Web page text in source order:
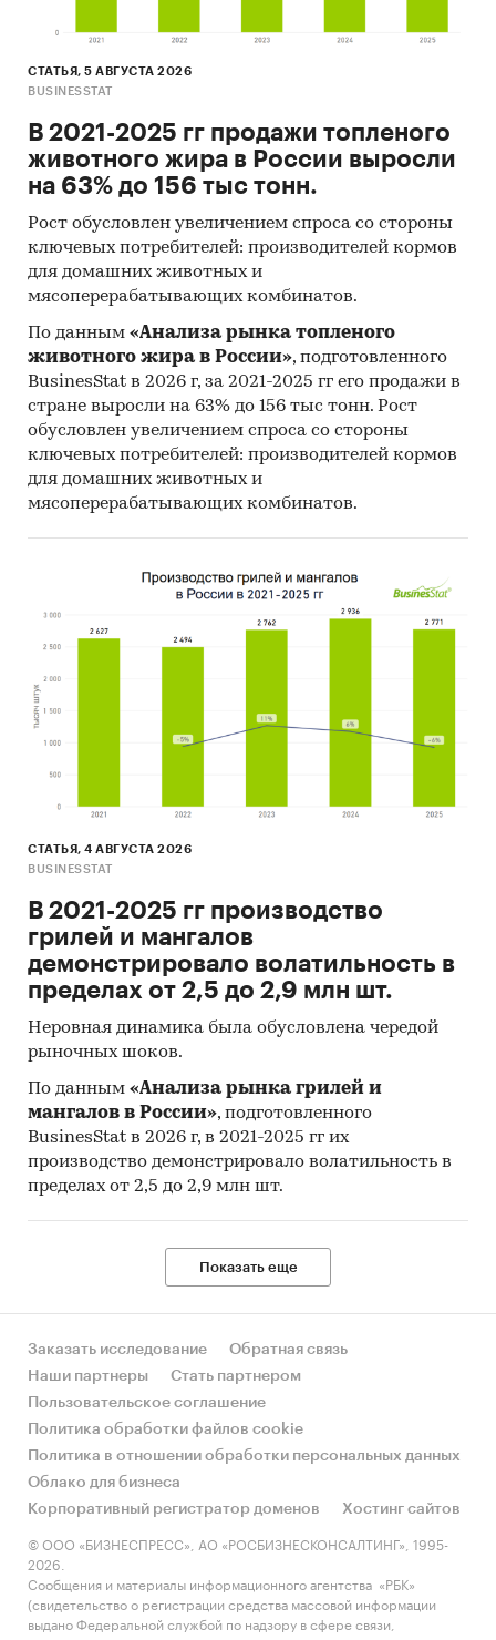
СТАТЬЯ, 5 АВГУСТА 2026
BUSINESSTAT
В 2021-2025 гг продажи топленого
животного жира в России выросли
на 63% до 156 тыс тонн.
Рост обусловлен увеличением спроса со стороны
ключевых потребителей: производителей кормов
для домашних животных и
мясоперерабатывающих комбинатов.
По данным «Анализа рынка топленого
животного жира в России», подготовленного
BusinesStat в 2026 г, за 2021-2025 гг его продажи в
стране выросли на 63% до 156 тыс тонн. Рост
обусловлен увеличением спроса со стороны
ключевых потребителей: производителей кормов
для домашних животных и
мясоперерабатывающих комбинатов.
СТАТЬЯ, 4 АВГУСТА 2026
BUSINESSTAT
В 2021-2025 гг производство
грилей и мангалов
демонстрировало волатильность в
пределах от 2,5 до 2,9 млн шт.
Неровная динамика была обусловлена чередой
рыночных шоков.
По данным «Анализа рынка грилей и
мангалов в России», подготовленного
BusinesStat в 2026 г, в 2021-2025 гг их
производство демонстрировало волатильность в
пределах от 2,5 до 2,9 млн шт.
Показать еще
Заказать исследование
Обратная связь
Наши партнеры
Стать партнером
Пользовательское соглашение
Политика обработки файлов cookie
Политика в отношении обработки персональных данных
Облако для бизнеса
Корпоративный регистратор доменов
Хостинг сайтов
© ООО «БИЗНЕСПРЕСС», АО «РОСБИЗНЕСКОНСАЛТИНГ», 1995-
2026.
Сообщения и материалы информационного агентства «РБК»
(свидетельство о регистрации средства массовой информации
выдано Федеральной службой по надзору в сфере связи,